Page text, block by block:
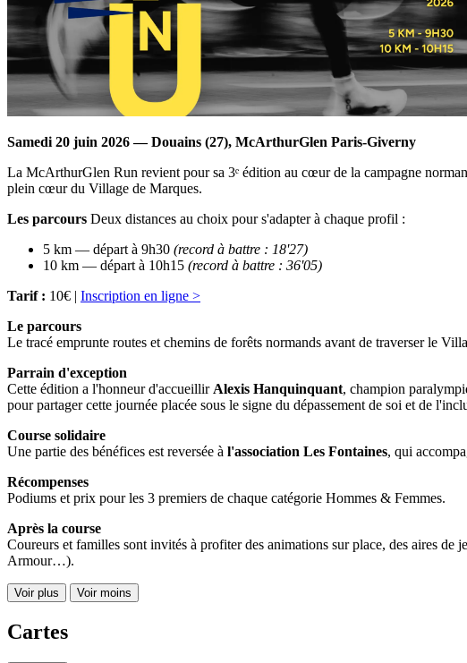
Samedi 20 juin 2026 — Douains (27), McArthurGlen Paris-Giverny
La McArthurGlen Run revient pour sa 3ᵉ édition au cœur de la campagne
plein cœur du Village de Marques.
Les parcours Deux distances au choix pour s'adapter à chaque profil :
5 km — départ à 9h30 (record à battre : 18'27)
10 km — départ à 10h15 (record à battre : 36'05)
Tarif : 10€ | Inscription en ligne >
Le parcours
Le tracé emprunte routes et chemins de forêts normands avant de traverser le
Parrain d'exception
Cette édition a l'honneur d'accueillir Alexis Hanquinquant, champion
pour partager cette journée placée sous le signe du dépassement de soi et de
Course solidaire
Une partie des bénéfices est reversée à l'association Les Fontaines, qui
Récompenses
Podiums et prix pour les 3 premiers de chaque catégorie Hommes & Femmes.
Après la course
Coureurs et familles sont invités à profiter des animations sur place, des aires
Armour…).
Voir plus Voir moins
Cartes